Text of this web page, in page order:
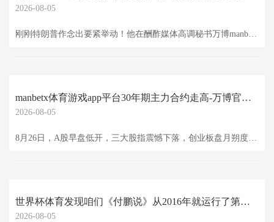
2026-08-05
刚刚特朗普作念出要紧举动！他在酬酢媒体高调秘书万博manbetx登录入口，铲除好意思联储理事丽莎·库克（Lisa Cook）职务"立即收效"。 这一史无前例的举动转动金融商场，质疑声四起。好意思国股指期货应声着落，纳斯达克100指数合约着落0.2%，避险神气鼓舞日元兑好意思元飞腾，黄金规复稍早跌幅。 特朗普此举一朝获班师利，距离“掌控好意思联储”将更近一步。若是库克去职，将让特朗普有可能得到四个席位，使其在七东谈主管事会中占据开阔。特朗普在第一任期内已任命了其中两位现任理事，并
manbetx体育游戏app平台30年期主力合约走高-万博官网网页版·官方网站 - 登录入口
2026-08-05
8月26日，A股早盘低开，三大股指震憾下落，创业板盘月朔度跌1%，AI硬件股、芯片半导体等疗养，寒武纪跌超3%，华为主意股活跃。港股低开低走，恒科指盘初跌近1%，科网股多量疗养。债市方面，国债期货分化，30年期主力合约走高。商品方面，国内商品期货涨跌不一，集运指数跌2%，焦煤涨超1%。中枢阛阓走势： A股：戒指发稿，沪指跌0.37%，深成指跌0.01%，创业板指跌0.35%。 港股：戒指发稿，恒指跌0.43%，恒科指跌0.73%。 债市：国债期货回落，戒指发稿，30年期主力合约涨0.17%，1
世界杯体育发现咱们《付鹏说》从2016年就运行了第一季的更新-万博官网网页版·官方网站 - 登录入口
2026-08-05